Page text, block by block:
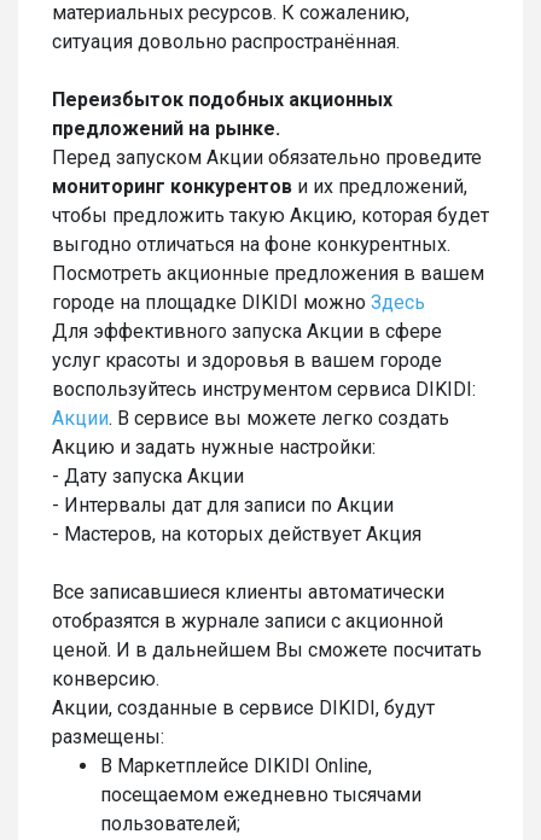
материальных ресурсов. К сожалению,
ситуация довольно распространённая.
Переизбыток подобных акционных
предложений на рынке.
Перед запуском Акции обязательно проведите
мониторинг конкурентов и их предложений,
чтобы предложить такую Акцию, которая будет
выгодно отличаться на фоне конкурентных.
Посмотреть акционные предложения в вашем
городе на площадке DIKIDI можно Здесь
Для эффективного запуска Акции в сфере
услуг красоты и здоровья в вашем городе
воспользуйтесь инструментом сервиса DIKIDI:
Акции. В сервисе вы можете легко создать
Акцию и задать нужные настройки:
- Дату запуска Акции
- Интервалы дат для записи по Акции
- Мастеров, на которых действует Акция
Все записавшиеся клиенты автоматически
отобразятся в журнале записи с акционной
ценой. И в дальнейшем Вы сможете посчитать
конверсию.
Акции, созданные в сервисе DIKIDI, будут
размещены:
В Маркетплейсе DIKIDI Online,
посещаемом ежедневно тысячами
пользователей;